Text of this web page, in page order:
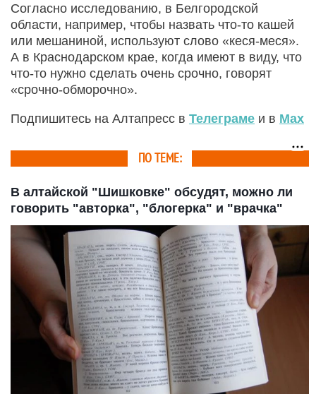
Согласно исследованию, в Белгородской
области, например, чтобы назвать что-то кашей
или мешаниной, используют слово «кеся-меся».
А в Краснодарском крае, когда имеют в виду, что
что-то нужно сделать очень срочно, говорят
«срочно-обморочно».
Подпишитесь на Алтапресс в Телеграме и в Max
ПО ТЕМЕ:
В алтайской "Шишковке" обсудят, можно ли
говорить "авторка", "блогерка" и "врачка"